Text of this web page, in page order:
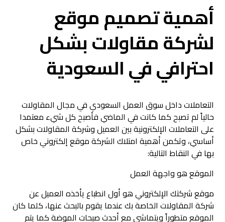
أهمية تصميم موقع
لشركة مقاولات بشكل
احترافي في السعودية
التعاملات داخل سوق العمل السعودي في مجال المقاولات
حالياً لم تصبح كما كانت في الماضي فأصبح كل شيء معتمدا
على التعاملات الإلكترونية بين العميل وشركة المقاولات بشكل
أساسي، وتكمن أهمية امتلاك الشركة موقع إلكتروني خاص
بها في النقاط التالية:
الموقع هو واجهة العمل
موقع شركتك الإلكتروني هو أول انطباع يأخذه العميل عن
شركة المقاولات الخاصة بك عندما يقوم بالبحث عنها، كلما كان
الموقع متطوراً ويتماشى مع أحدث صيحات الموضة كما يتم